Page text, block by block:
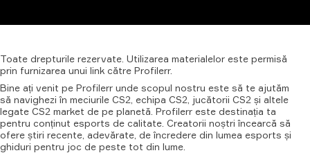
Toate drepturile rezervate. Utilizarea materialelor este permisă
prin furnizarea unui link către Profilerr.
Bine ați venit pe Profilerr unde scopul nostru este să te ajutăm
să navighezi în meciurile CS2, echipa CS2, jucătorii CS2 și altele
legate CS2 market de pe planetă. Profilerr este destinația ta
pentru conținut esports de calitate. Creatorii noștri încearcă să
ofere știri recente, adevărate, de încredere din lumea esports și
ghiduri pentru joc de peste tot din lume.